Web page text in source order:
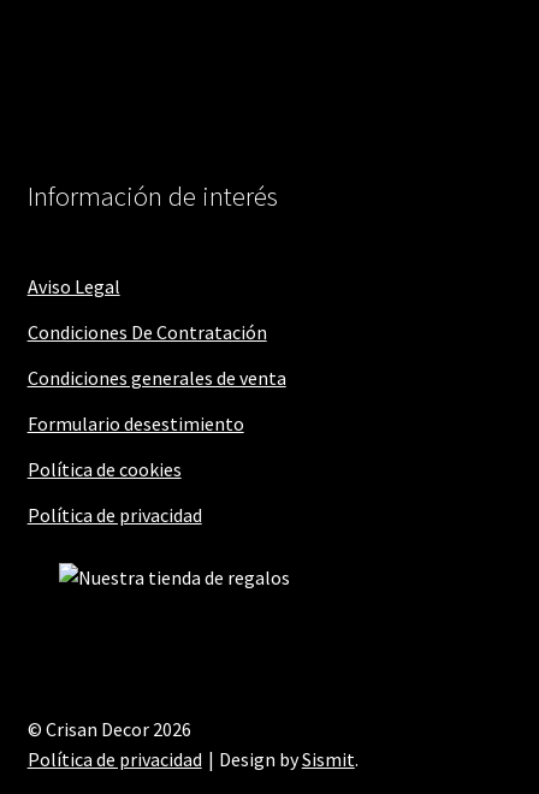
Información de interés
Aviso Legal
Condiciones De Contratación
Condiciones generales de venta
Formulario desestimiento
Política de cookies
Política de privacidad
© Crisan Decor 2026
Política de privacidad
Design bySismit.